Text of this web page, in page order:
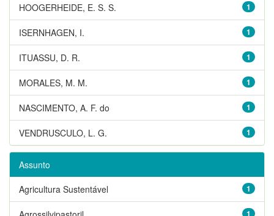
1
HOOGERHEIDE, E. S. S.
1
ISERNHAGEN, I.
1
ITUASSU, D. R.
1
MORALES, M. M.
1
NASCIMENTO, A. F. do
1
VENDRUSCULO, L. G.
Assunto
1
Agricultura Sustentável
1